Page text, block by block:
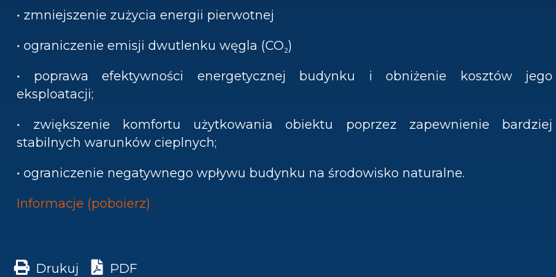
• zmniejszenie zużycia energii pierwotnej
• ograniczenie emisji dwutlenku węgla (CO₂)
• poprawa efektywności energetycznej budynku i obniżenie kosztów jego
eksploatacji;
• zwiększenie komfortu użytkowania obiektu poprzez zapewnienie bardziej
stabilnych warunków cieplnych;
• ograniczenie negatywnego wpływu budynku na środowisko naturalne.
Informacje (poboierz)
Drukuj PDF